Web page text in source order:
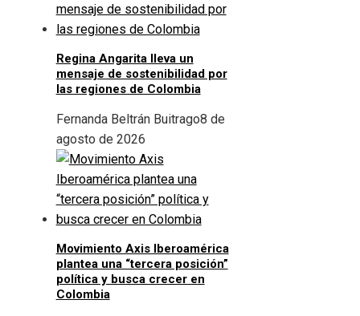
Regina Angarita lleva un
mensaje de sostenibilidad por
las regiones de Colombia
Fernanda Beltrán Buitrago8 de
agosto de 2026
Movimiento Axis Iberoamérica
plantea una “tercera posición”
política y busca crecer en
Colombia